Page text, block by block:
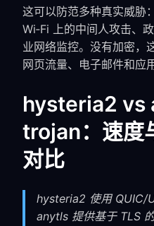
这可以防范多种真实威胁
Wi‑Fi 上的中间人攻击、
业网络监控。没有加密，
网页流量、电子邮件和应
hysteria2 vs
trojan：速度
对比
hysteria2 使用 QUIC/
anytls 提供基于 TLS